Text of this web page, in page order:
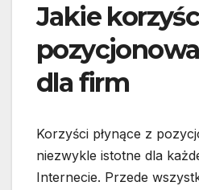
Jakie
dla firm
Korzyści płynące z
niezwykle istotne dla
Internecie. Przede